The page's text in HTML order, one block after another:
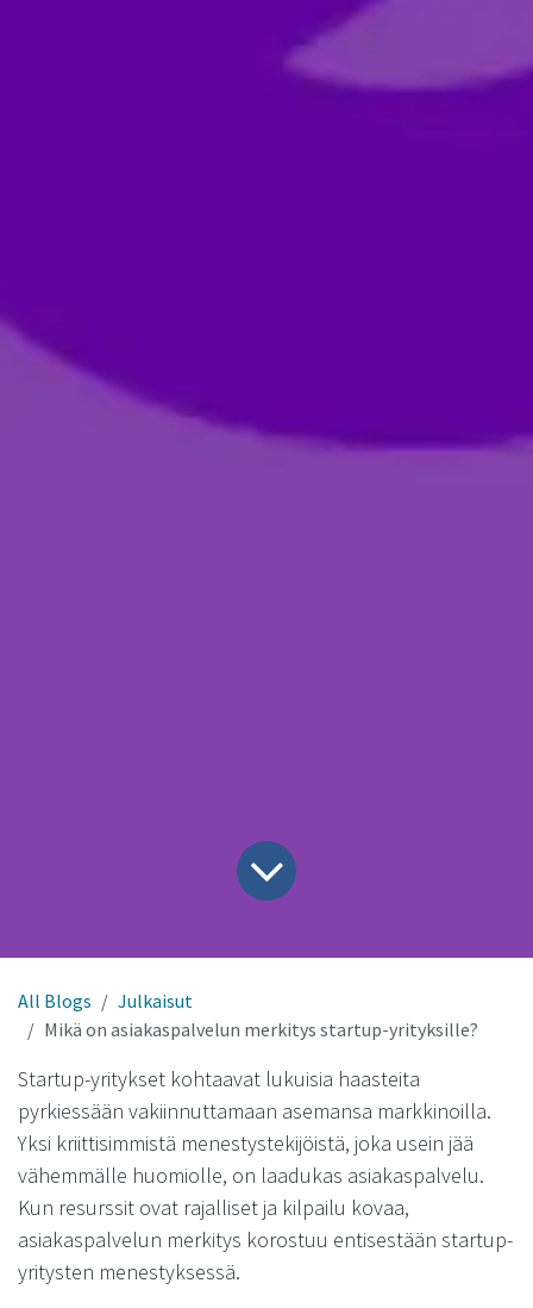
All Blogs
Julkaisut
Mikä on asiakaspalvelun merkitys startup-yrityksille?
Startup-yritykset kohtaavat lukuisia haasteita
pyrkiessään vakiinnuttamaan asemansa markkinoilla.
Yksi kriittisimmistä menestystekijöistä, joka usein jää
vähemmälle huomiolle, on laadukas asiakaspalvelu.
Kun resurssit ovat rajalliset ja kilpailu kovaa,
asiakaspalvelun merkitys korostuu entisestään startup-
yritysten menestyksessä.